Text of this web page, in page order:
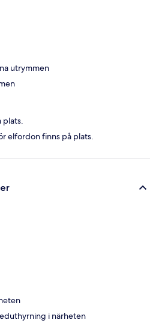
utrymmen
plats.
elfordon finns på plats.
i närheten